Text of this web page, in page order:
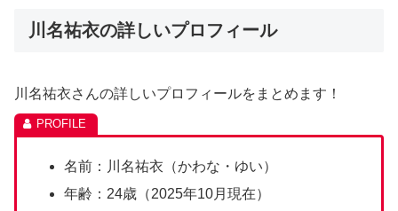
川名祐衣の詳しいプロフィール
川名祐衣さんの詳しいプロフィールをまとめます！
名前：川名祐衣（かわな・ゆい）
年齢：24歳（2025年10月現在）